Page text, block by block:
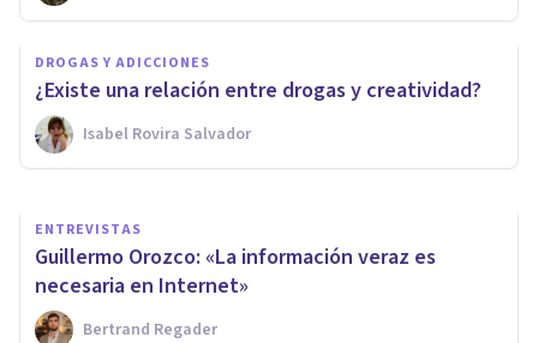
DROGAS Y ADICCIONES
¿Existe una relación entre drogas y creatividad?
Isabel Rovira Salvador
NEUROCIENCIAS
7 documentales que hablan
sobre el cerebro humano
Oscar Castillero Mimenza
ENTREVISTAS
Guillermo Orozco: «La información veraz es
necesaria en Internet»
Bertrand Regader